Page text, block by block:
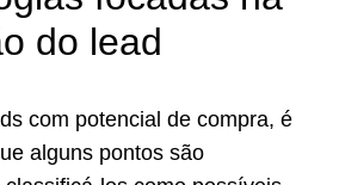
do lead
com potencial de compra, é
alguns pontos são